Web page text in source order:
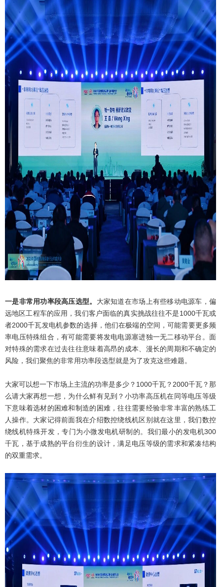
一是非常用功率段高压选型。 大家知道在市场上有些移动电源车，偏
远地区工程车的应用，我们客户面临的真实挑战往往不是1000千瓦或
者2000千瓦发电机参数的选择，他们在极端的空间，可能需要更多频
率电压特殊组合，有可能需要将发电电源塞进独一无二移动平台。面
对特殊的需求在过去往往意味着高昂的成本、漫长的周期和不确定的
风险，我们聚焦的非常用功率段选型就是为了攻克这些难题。
大家可以想一下市场上主流的功率是多少？1000千瓦？2000千瓦？那
么请大家再想一想，为什么鲜有见到？小功率高压机在同等电压等级
下意味着选材的困难和制造的困难，往往需要经验非常丰富的熟练工
人操作。大家记得前面我在介绍数控绕线机区别就在这里，我们数控
绕线机特殊开发，专门为小微发电机研制的。我们最小的发电机300
千瓦，基于成熟的平台衍生的设计，满足电压等级的需求和紧凑结构
的双重需求。